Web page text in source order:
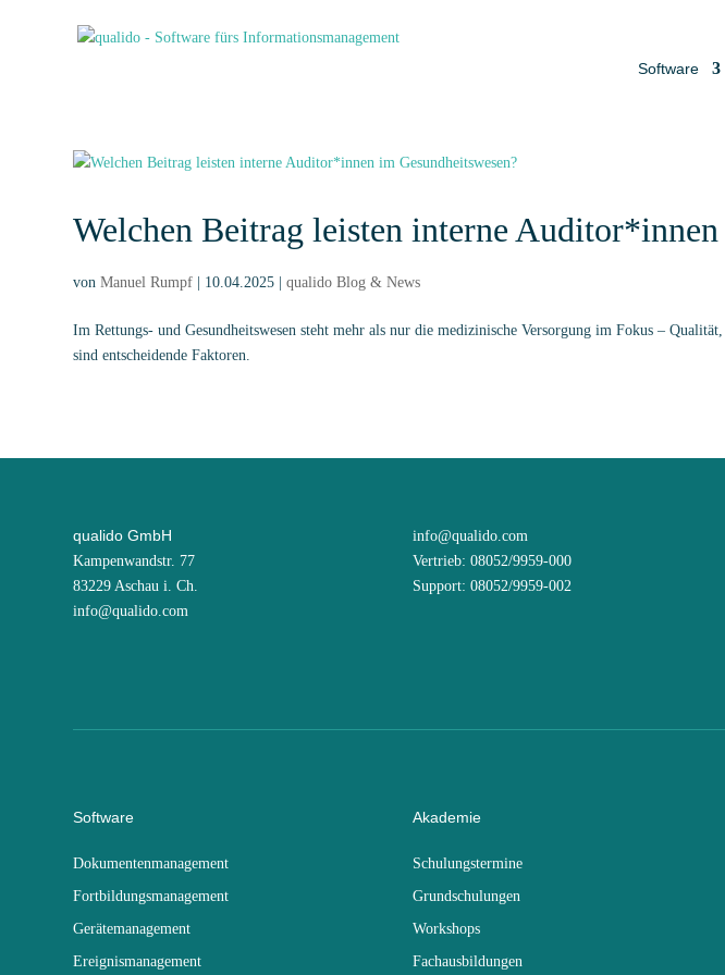
Software
Welchen Beitrag leisten interne Auditor*innen
vonManuel Rumpf 10.04.2025 |qualido Blog & News
Im Rettungs- und Gesundheitswesen steht mehr als nur die medizinische Versorgung im Fokus –
sind entscheidende Faktoren.
qualido GmbH
Kampenwandstr. 77
83229 Aschau i. Ch.
info@qualido.com
info@qualido.com
Vertrieb: 08052/9959-000
Support: 08052/9959-002
Software
Dokumentenmanagement
Fortbildungsmanagement
Gerätemanagement
Ereignismanagement
Akademie
Schulungstermine
Grundschulungen
Workshops
Fachausbildungen